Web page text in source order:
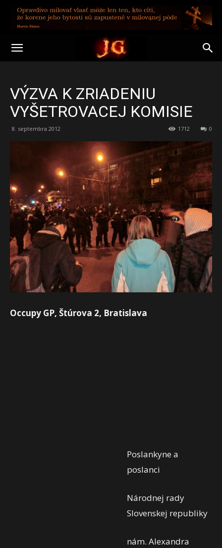
VÝZVA K ZRIADENIU
VYŠETROVACEJ KOMISIE
8. septembra 2012 0
1712
Occupy GP, Štúrova 2, Bratislava
Poslankyne a
poslanci
Národnej rady
Slovenskej republiky
nám. Alexandra